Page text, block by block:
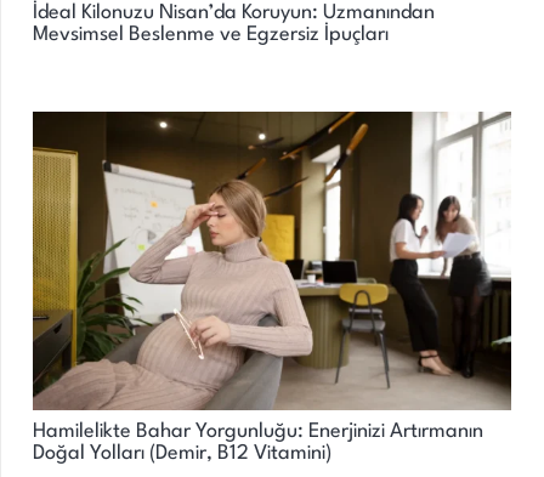
İdeal Kilonuzu Nisan’da Koruyun: Uzmanından
Mevsimsel Beslenme ve Egzersiz İpuçları
Hamilelikte Bahar Yorgunluğu: Enerjinizi Artırmanın
Doğal Yolları (Demir, B12 Vitamini)